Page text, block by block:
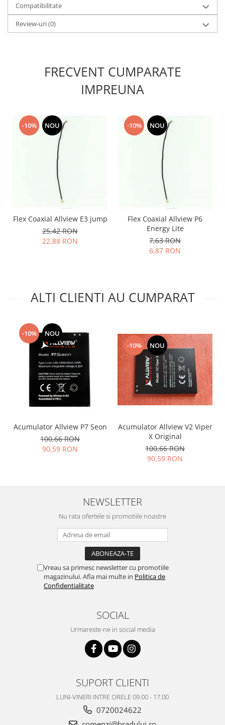
Asus
Lenovo
Nokia
Placa de baza Allview
HTC
Huawei
Rama mijloc telefon
Samsung
Xiaomi
Touchscreen
Blackberry
E-BODA
HTC
Motorola
Touchscreen Huawei
Touchscreen Samsung
Compatibilitate
Review-uri(0)
FRECVENT CUMPARATE
IMPREUNA
-10% NOU
Flex Coaxial Allview E3 jump
25,42 RON
22,88 RON
-10% NOU
Flex Coaxial Allview P6
Energy Lite
7,63 RON
6,87 RON
ALTI CLIENTI AU CUMPARAT
-10% NOU
Acumulator Allview P7 Seon
100,66 RON
90,59 RON
-10% NOU
Acumulator Allview V2 Viper
X Original
100,66 RON
90,59 RON
NEWSLETTER
Nu rata ofertele si promotiile noastre
Vreau sa primesc newsletter cu promotiile
magazinului. Afla mai multe in Politica de
Confidentialitate
SOCIAL
Urmareste-ne in social media
SUPORT CLIENTI
LUNI-VINERI INTRE ORELE 09.00 - 17.00
0720024622